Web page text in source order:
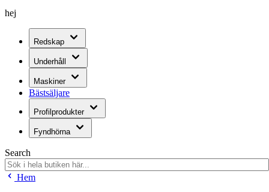
hej
Redskap
Underhåll
Maskiner
Bästsäljare
Profilprodukter
Fyndhörna
Search
Hem